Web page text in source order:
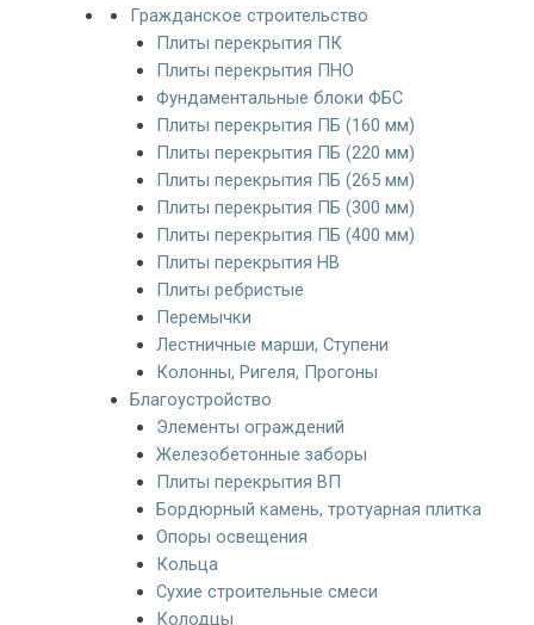
Гражданское строительство
Плиты перекрытия ПК
Плиты перекрытия ПНО
Фундаментальные блоки ФБС
Плиты перекрытия ПБ (160 мм)
Плиты перекрытия ПБ (220 мм)
Плиты перекрытия ПБ (265 мм)
Плиты перекрытия ПБ (300 мм)
Плиты перекрытия ПБ (400 мм)
Плиты перекрытия НВ
Плиты ребристые
Перемычки
Лестничные марши, Ступени
Колонны, Ригеля, Прогоны
Благоустройство
Элементы ограждений
Железобетонные заборы
Плиты перекрытия ВП
Бордюрный камень, тротуарная плитка
Опоры освещения
Кольца
Сухие строительные смеси
Колодцы